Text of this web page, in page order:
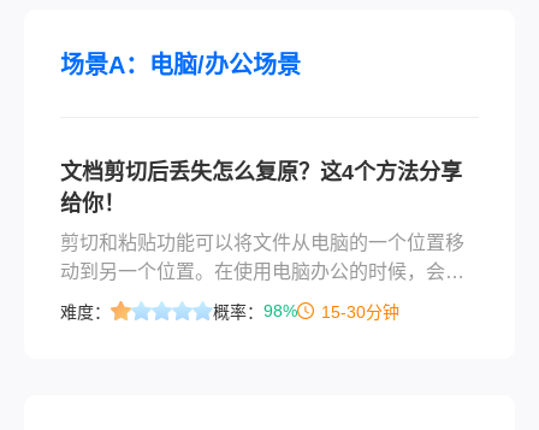
场景A：电脑/办公场景
文档剪切后丢失怎么复原？这4个方法分享
给你！
剪切和粘贴功能可以将文件从电脑的一个位置移
动到另一个位置。在使用电脑办公的时候，会经
常使用剪切和粘贴的操作。操作系统提供了多种
难度： 概率： 98% 15-30分钟